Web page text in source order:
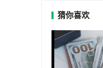
猜你喜欢